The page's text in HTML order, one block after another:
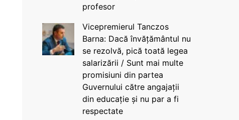
profesor
Vicepremierul Tanczos
Barna: Dacă învățământul nu
se rezolvă, pică toată legea
salarizării / Sunt mai multe
promisiuni din partea
Guvernului către angajații
din educație și nu par a fi
respectate